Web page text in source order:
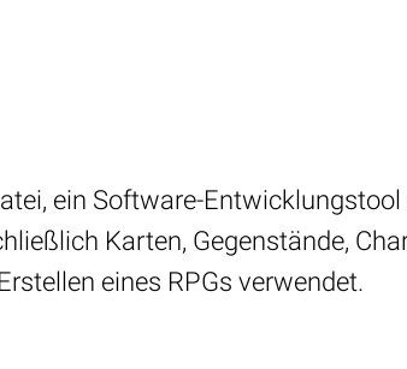
ein Software-
Karten, Gegenstände,
eines RPGs verwendet.